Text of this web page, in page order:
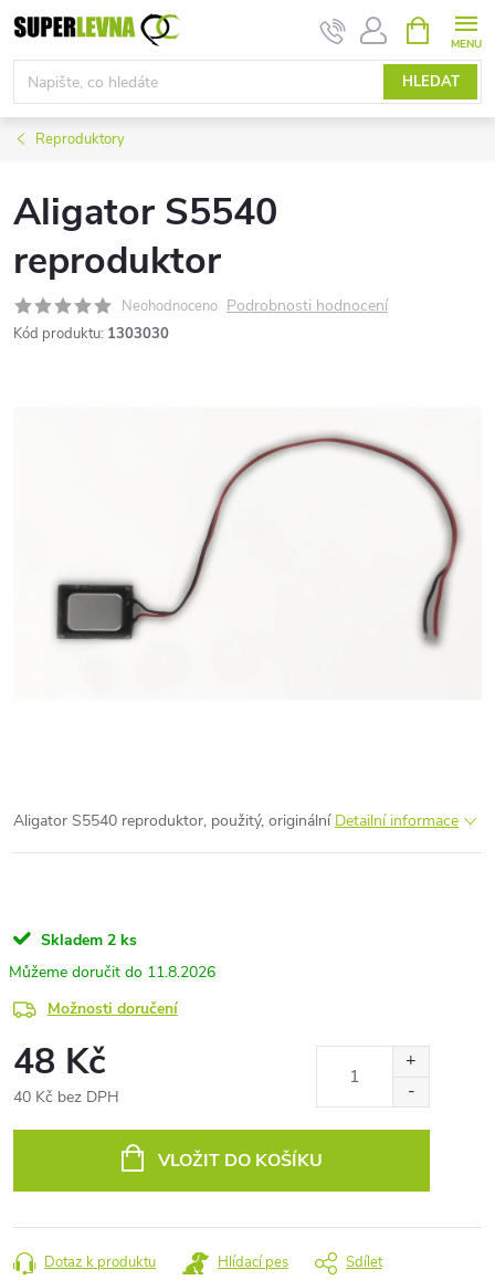
Přejít
na
obsah
HLEDAT
NÁKUPNÍ
KOŠÍK
Reproduktory
Aligator S5540
reproduktor
Neohodnoceno Podrobnosti hodnocení
Kód produktu: 1303030
Aligator S5540 reproduktor, použitý, originální Detailní informace
Skladem 2 ks
11.8.2026
Možnosti doručení
48 Kč
40 Kč bez DPH
VLOŽIT DO KOŠÍKU
Dotaz k produktu Hlídací pes Sdílet